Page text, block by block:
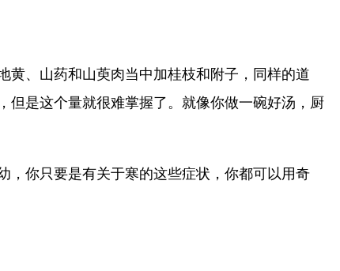
黄、山药和山萸肉当中加桂枝和附子，同样的道
但是这个量就很难掌握了。就像你做一碗好汤，厨
，你只要是有关于寒的这些症状，你都可以用奇